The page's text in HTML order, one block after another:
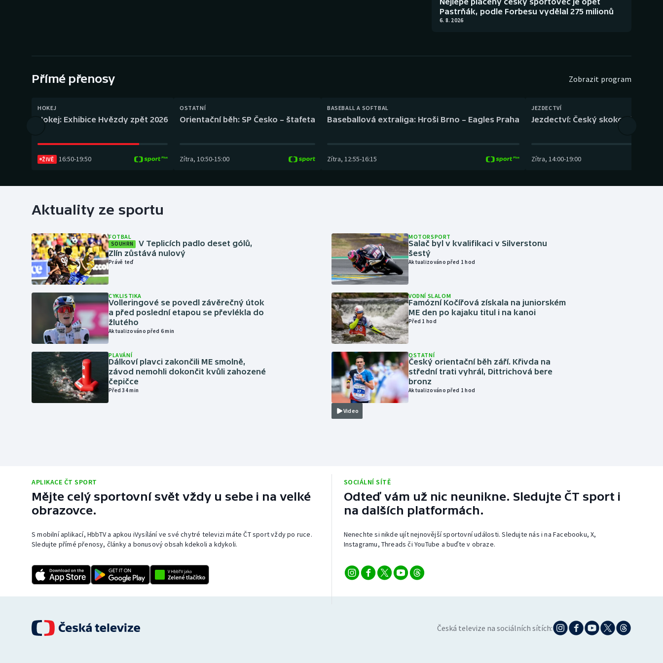
Gymnastika Plážový volejbal
Pastrňák, podle Forbesu vydělal 275 milionů
6. 8. 2026
Přímé přenosy Zobrazit program
HOKEJ
Hokej: Exhibice Hvězdy zpět 2026
ŽIVĚ 16:50-19:50
OSTATNÍ
Orientační běh: SP Česko – štafeta
Zítra, 10:50-15:00
BASEBALL A SOFTBAL
Baseballová extraliga: Hroši Brno – Eagles Praha
Zítra, 12:55-16:15
JEZDECTVÍ
Jezdectví: Český skokový pohár
Zítra, 14:00-19:00
Aktuality ze sportu
FOTBAL
SOUHRN
V Teplicích padlo deset gólů,
Zlín zůstává nulový
Právě teď
CYKLISTIKA
Volleringové se povedl závěrečný útok
a před poslední etapou se převlékla do
žlutého
Aktualizováno před 6 min
PLAVÁNÍ
Dálkoví plavci zakončili ME smolně,
závod nemohli dokončit kvůli zahozené
čepičce
Před 34 min
MOTORSPORT
Salač byl v kvalifikaci v Silverstonu
šestý
Aktualizováno před 1 hod
VODNÍ SLALOM
Famózní Kočířová získala na juniorském
ME den po kajaku titul i na kanoi
Před 1 hod
Video
OSTATNÍ
Český orientační běh září. Křivda na
střední trati vyhrál, Dittrichová bere
bronz
Aktualizováno před 1 hod
APLIKACE ČT SPORT
Mějte celý sportovní svět vždy u sebe i na velké
obrazovce.
S mobilní aplikací, HbbTV a apkou iVysílání ve své chytré televizi máte ČT sport vždy po ruce.
Sledujte přímé přenosy, články a bonusový obsah kdekoli a kdykoli.
SOCIÁLNÍ SÍTĚ
Odteď vám už nic neunikne. Sledujte ČT sport i
na dalších platformách.
Nenechte si nikde ujít nejnovější sportovní události. Sledujte nás i na Facebooku, X,
Instagramu, Threads či YouTube a buďte v obraze.
Česká televize na sociálních sítích: